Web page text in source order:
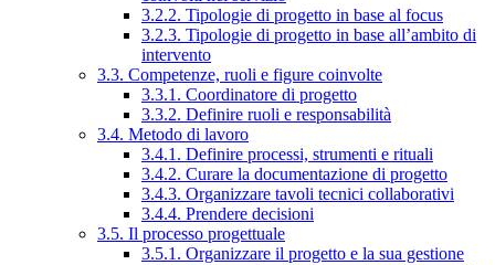
3.2.2. Tipologie di progetto in base al focus
3.2.3. Tipologie di progetto in base all’ambito di
intervento
3.3. Competenze, ruoli e figure coinvolte
3.3.1. Coordinatore di progetto
3.3.2. Definire ruoli e responsabilità
3.4. Metodo di lavoro
3.4.1. Definire processi, strumenti e rituali
3.4.2. Curare la documentazione di progetto
3.4.3. Organizzare tavoli tecnici collaborativi
3.4.4. Prendere decisioni
3.5. Il processo progettuale
3.5.1. Organizzare il progetto e la sua gestione